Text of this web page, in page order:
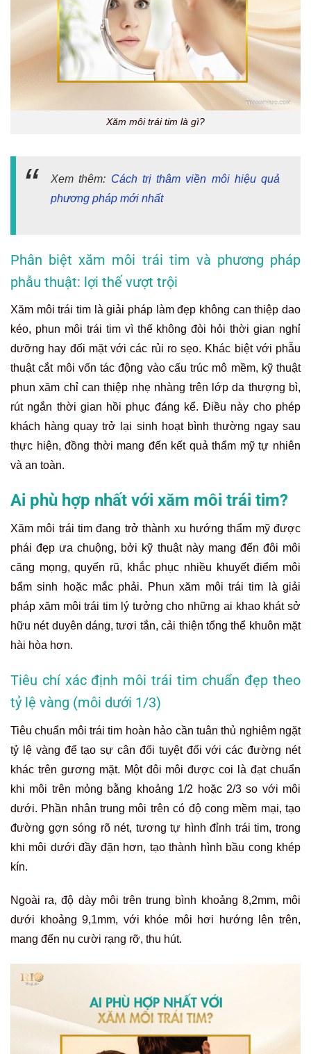
Xăm môi trái tim là gì?
Xem thêm: Cách trị thâm viền môi hiệu quả
phương pháp mới nhất
Phân biệt xăm môi trái tim và phương pháp
phẫu thuật: lợi thế vượt trội
Xăm môi trái tim là giải pháp làm đẹp không can thiệp dao
kéo, phun môi trái tim vì thế không đòi hỏi thời gian nghỉ
dưỡng hay đối mặt với các rủi ro sẹo. Khác biệt với phẫu
thuật cắt môi vốn tác động vào cấu trúc mô mềm, kỹ thuật
phun xăm chỉ can thiệp nhẹ nhàng trên lớp da thượng bì,
rút ngắn thời gian hồi phục đáng kể. Điều này cho phép
khách hàng quay trở lại sinh hoạt bình thường ngay sau
thực hiện, đồng thời mang đến kết quả thẩm mỹ tự nhiên
và an toàn.
Ai phù hợp nhất với xăm môi trái tim?
Xăm môi trái tim đang trở thành xu hướng thẩm mỹ được
phái đẹp ưa chuộng, bởi kỹ thuật này mang đến đôi môi
căng mọng, quyến rũ, khắc phục nhiều khuyết điểm môi
bẩm sinh hoặc mắc phải. Phun xăm môi trái tim là giải
pháp xăm môi trái tim lý tưởng cho những ai khao khát sở
hữu nét duyên dáng, tươi tắn, cải thiện tổng thể khuôn mặt
hài hòa hơn.
Tiêu chí xác định môi trái tim chuẩn đẹp theo
tỷ lệ vàng (môi dưới 1/3)
Tiêu chuẩn môi trái tim hoàn hảo cần tuân thủ nghiêm ngặt
tỷ lệ vàng để tạo sự cân đối tuyệt đối với các đường nét
khác trên gương mặt. Một đôi môi được coi là đạt chuẩn
khi môi trên mỏng bằng khoảng 1/2 hoặc 2/3 so với môi
dưới. Phần nhân trung môi trên có độ cong mềm mại, tạo
đường gợn sóng rõ nét, tương tự hình đỉnh trái tim, trong
khi môi dưới đầy đặn hơn, tạo thành hình bầu cong khép
kín.
Ngoài ra, độ dày môi trên trung bình khoảng 8,2mm, môi
dưới khoảng 9,1mm, với khóe môi hơi hướng lên trên,
mang đến nụ cười rạng rỡ, thu hút.